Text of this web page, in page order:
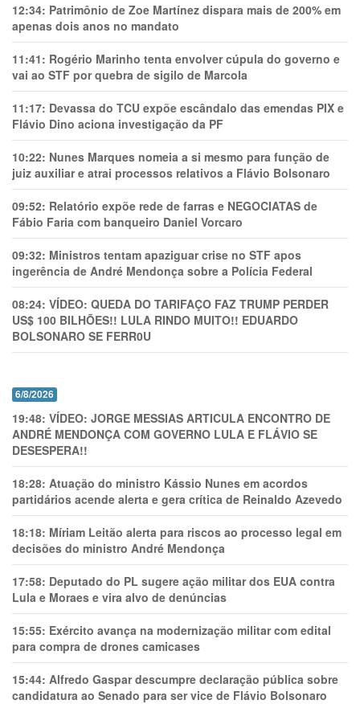
12:34: Patrimônio de Zoe Martínez dispara mais de 200% em
apenas dois anos no mandato
11:41: Rogério Marinho tenta envolver cúpula do governo e
vai ao STF por quebra de sigilo de Marcola
11:17: Devassa do TCU expõe escândalo das emendas PIX e
Flávio Dino aciona investigação da PF
10:22: Nunes Marques nomeia a si mesmo para função de
juiz auxiliar e atrai processos relativos a Flávio Bolsonaro
09:52: Relatório expõe rede de farras e NEGOCIATAS de
Fábio Faria com banqueiro Daniel Vorcaro
09:32: Ministros tentam apaziguar crise no STF apos
ingerência de André Mendonça sobre a Polícia Federal
08:24: VÍDEO: QUEDA DO TARIFAÇO FAZ TRUMP PERDER
US$ 100 BILHÕES!! LULA RINDO MUITO!! EDUARDO
BOLSONARO SE FERR0U
6/8/2026
19:48: VÍDEO: JORGE MESSIAS ARTICULA ENCONTRO DE
ANDRÉ MENDONÇA COM GOVERNO LULA E FLÁVIO SE
DESESPERA!!
18:28: Atuação do ministro Kássio Nunes em acordos
partidários acende alerta e gera crítica de Reinaldo Azevedo
18:18: Míriam Leitão alerta para riscos ao processo legal em
decisões do ministro André Mendonça
17:58: Deputado do PL sugere ação militar dos EUA contra
Lula e Moraes e vira alvo de denúncias
15:55: Exército avança na modernização militar com edital
para compra de drones camicases
15:44: Alfredo Gaspar descumpre declaração pública sobre
candidatura ao Senado para ser vice de Flávio Bolsonaro